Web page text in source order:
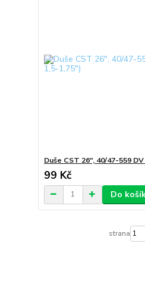
Duše CST 26", 40/47-559
99 Kč
Do
strana